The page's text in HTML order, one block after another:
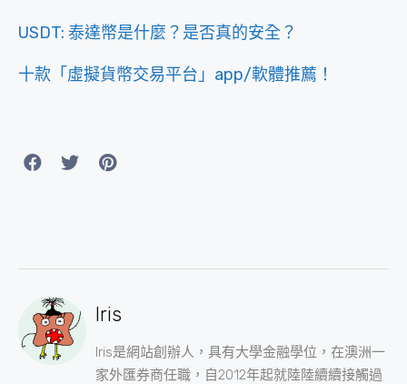
USDT: 泰達幣是什麼？是否真的安全？
十款「虛擬貨幣交易平台」app/軟體推薦！
Iris
Iris是網站創辦人，具有大學金融學位，在澳洲一
家外匯券商任職，自2012年起就陸陸續續接觸過